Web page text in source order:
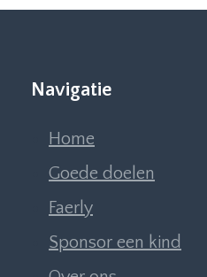
Navigatie
Home
Goede doelen
Faerly
Sponsor een kind